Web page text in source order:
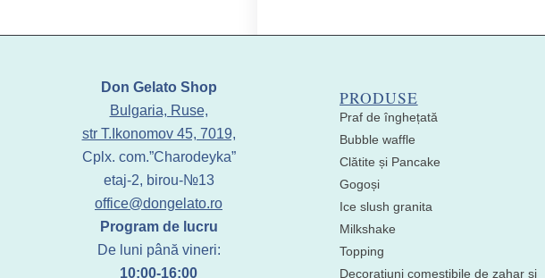
Don Gelato Shop
Bulgaria, Ruse,
str T.Ikonomov 45, 7019,
Cplx. com.”Charodeyka”
etaj-2, birou-№13
office@dongelato.ro
Program de lucru
De luni până vineri:
10:00-16:00
PRODUSE
Praf de înghețată
Bubble waffle
Clătite și Pancake
Gogoși
Ice slush granita
Milkshake
Topping
Decoratiuni comestibile de zahar si